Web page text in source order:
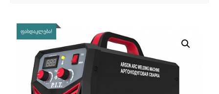
ᲤᲐᲡᲓᲐᲙᲚᲔᲑᲐ!